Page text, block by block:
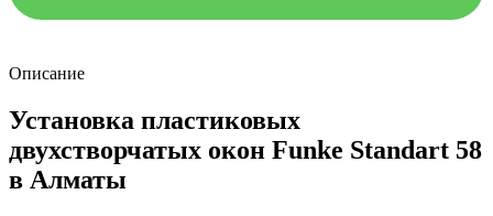
Описание
Установка пластиковых
двухстворчатых окон Funke Standart 58
в Алматы